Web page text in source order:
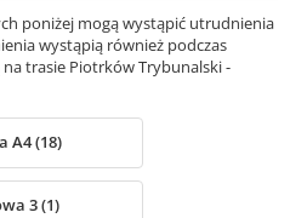
poniżej mogą wystąpić utrudnienia
wystąpią również podczas
trasie Piotrków Trybunalski -
A4 (18)
3 (1)